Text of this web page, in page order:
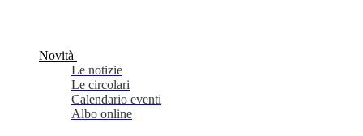
Novità
Le notizie
Le circolari
Calendario eventi
Albo online